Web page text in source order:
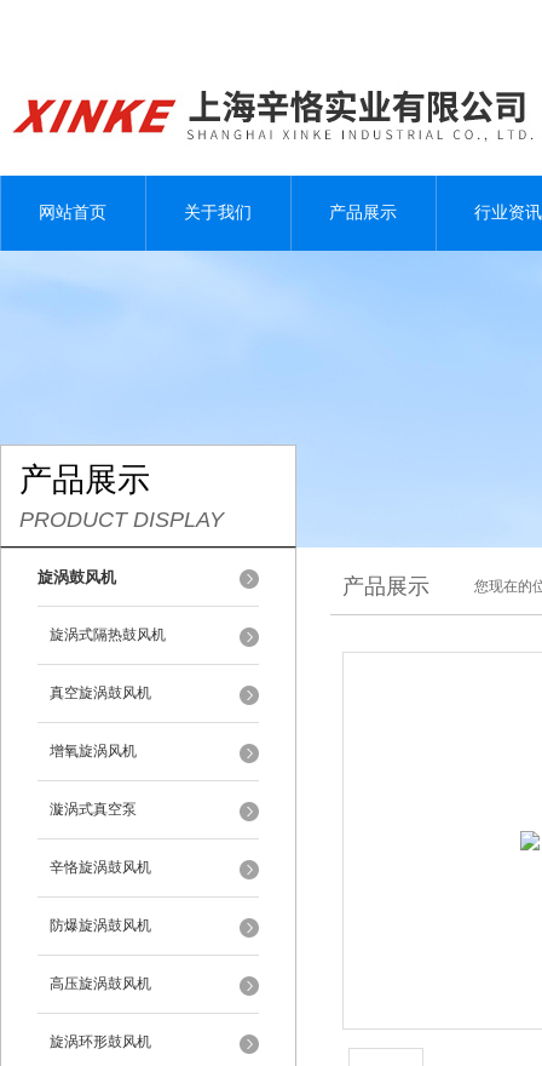
网站首页 关于我们 产品展示 行业资讯
产品展示
PRODUCT DISPLAY
旋涡鼓风机
旋涡式隔热鼓风机
真空旋涡鼓风机
增氧旋涡风机
漩涡式真空泵
辛恪旋涡鼓风机
防爆旋涡鼓风机
高压旋涡鼓风机
旋涡环形鼓风机
产品展示 您现在的